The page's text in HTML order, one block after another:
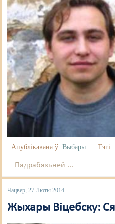
Апублікавана ў Выбары Тэгі:
Падрабязьней ...
Чацвер, 27 Люты 2014
Жыхары Віцебску: